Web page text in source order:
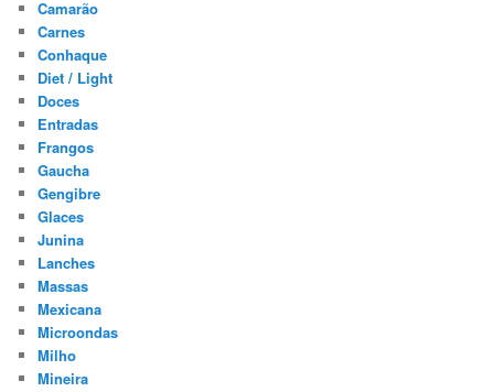
Camarão
Carnes
Conhaque
Diet / Light
Doces
Entradas
Frangos
Gaucha
Gengibre
Glaces
Junina
Lanches
Massas
Mexicana
Microondas
Milho
Mineira